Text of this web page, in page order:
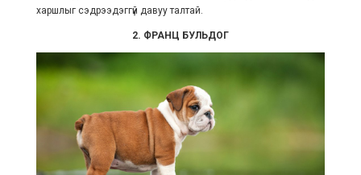
харшлыг сэдрээдэггүй давуу талтай.
2. ФРАНЦ БУЛЬДОГ